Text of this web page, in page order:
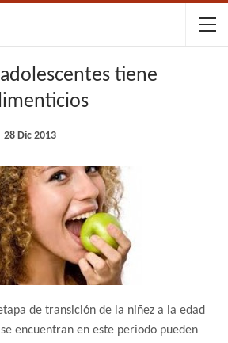
tiene
28 Dic 2013
de transición de la niñez a la edad
encuentran en este periodo pueden